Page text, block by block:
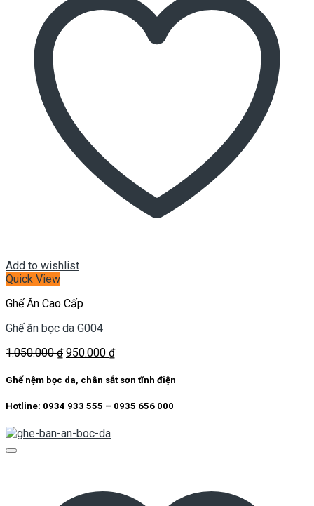
Add to wishlist
Quick View
Ghế Ăn Cao Cấp
Ghế ăn bọc da G004
1.050.000₫ Giá
là:
950.000 ₫Giá
tại
950.000 ₫.
Ghế nệm bọc da, chân sắt sơn tĩnh điện
Hotline: 0934 933 555 – 0935 656 000